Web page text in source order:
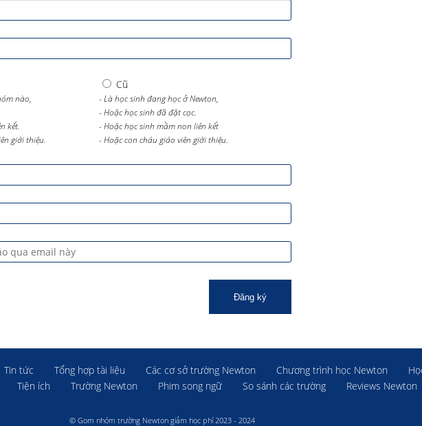
nào,
kết.
giới thiệu.
Cũ
- Là học sinh đang học ở Newton,
- Hoặc học sinh đã đặt cọc.
- Hoặc học sinh mầm non liên kết
- Hoặc con cháu giáo viên giới thiệu.
Đăng ký
Tin tức Tổng hợp tài liệu Các cơ sở trường Newton Chương trình học Newton
Tiện ích Trường Newton Phim song ngữ So sánh các trường Reviews Newton
© Gom nhóm trường Newton giảm học phí 2023 - 2024